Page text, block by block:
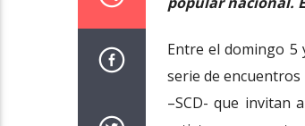
Entre el domingo 5
serie de
–SCD- que invitan